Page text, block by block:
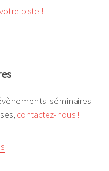
piste !
séminaires
contactez-nous !